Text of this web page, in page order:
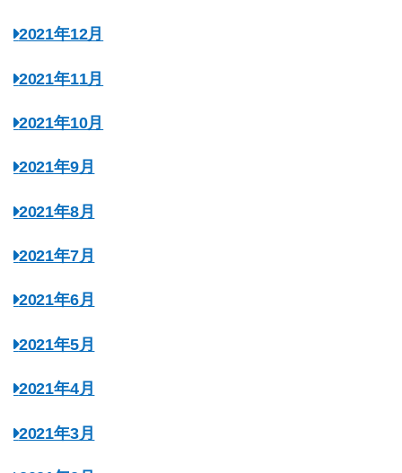
2021年12月
2021年11月
2021年10月
2021年9月
2021年8月
2021年7月
2021年6月
2021年5月
2021年4月
2021年3月